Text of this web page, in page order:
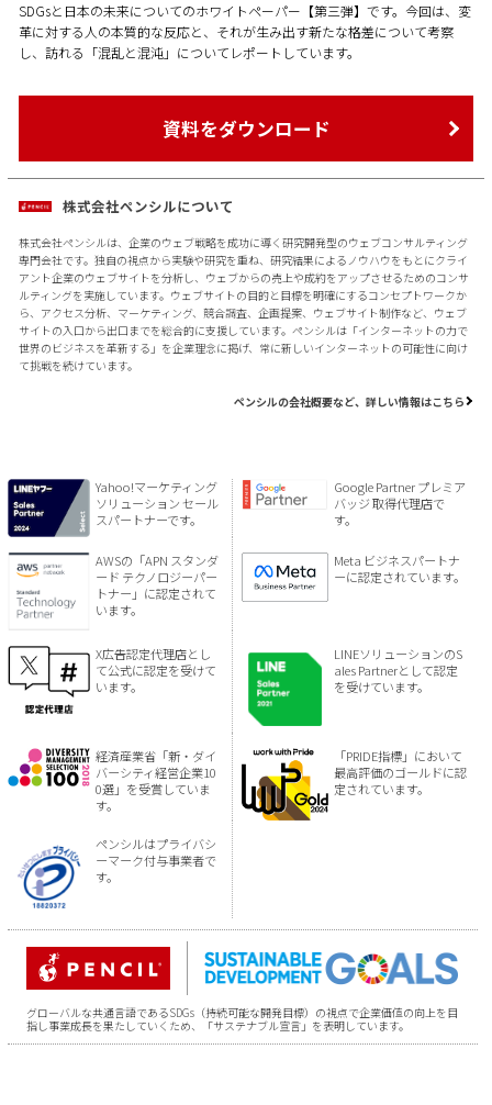
SDGsと日本の未来についてのホワイトペーパー【第三弾】です。今回は、変
革に対する人の本質的な反応と、それが生み出す新たな格差について考察
し、訪れる「混乱と混沌」についてレポートしています。
資料をダウンロード
株式会社ペンシルについて
株式会社ペンシルは、企業のウェブ戦略を成功に導く研究開発型のウェブコンサルティング
専門会社です。独自の視点から実験や研究を重ね、研究結果によるノウハウをもとにクライ
アント企業のウェブサイトを分析し、ウェブからの売上や成約をアップさせるためのコンサ
ルティングを実施しています。ウェブサイトの目的と目標を明確にするコンセプトワークか
ら、アクセス分析、マーケティング、競合調査、企画提案、ウェブサイト制作など、ウェブ
サイトの入口から出口までを総合的に支援しています。ペンシルは「インターネットの力で
世界のビジネスを革新する」を企業理念に掲げ、常に新しいインターネットの可能性に向け
て挑戦を続けています。
ペンシルの会社概要など、詳しい情報はこちら
Yahoo!マーケティング
ソリューション セール
スパートナーです。
Google Partner プレミア
バッジ 取得代理店で
す。
AWSの「APN スタンダ
ード テクノロジーパー
トナー」に認定されて
います。
Meta ビジネスパートナ
ーに認定されています。
X広告認定代理店とし
て公式に認定を受けて
います。
LINEソリューションのS
ales Partnerとして認定
を受けています。
経済産業省「新・ダイ
バーシティ経営企業10
0選」を受賞していま
す。
「PRIDE指標」において
最高評価のゴールドに認
定されています。
ペンシルはプライバシ
ーマーク付与事業者で
す。
グローバルな共通言語であるSDGs（持続可能な開発目標）の視点で企業価値の向上を目
指し事業成長を果たしていくため、「サステナブル宣言」を表明しています。